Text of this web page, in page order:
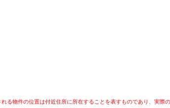
る物件の位置は付近住所に所在することを表すものであり、実際